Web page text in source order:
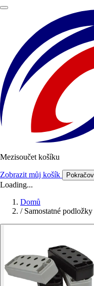
Mezisoučet košíku
Zobrazit můj košík
Loading...
Domů
/ Samostatné